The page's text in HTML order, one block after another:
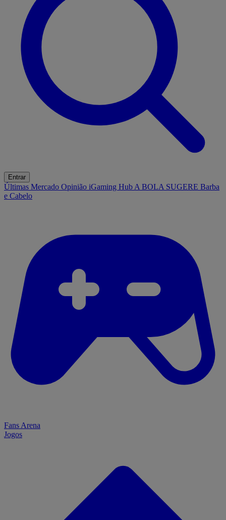
Entrar
Últimas Mercado Opinião iGaming Hub A BOLA SUGERE Barba
e Cabelo
Fans Arena
Jogos